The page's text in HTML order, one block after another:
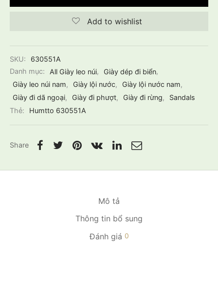
Add to wishlist
SKU:
630551A
Danh mục:
All Giày leo núi, Giày dép đi biển,
Giày leo núi nam, Giày lội nước, Giày lội nước nam,
Giày đi dã ngoại, Giày đi phượt, Giày đi rừng,
Sandals
Thẻ:
Humtto 630551A
Share
Mô tả
Thông tin bổ sung
Đánh giá 0